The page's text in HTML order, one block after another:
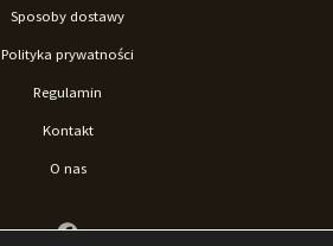
Sposoby dostawy
Polityka prywatności
Regulamin
Kontakt
O nas